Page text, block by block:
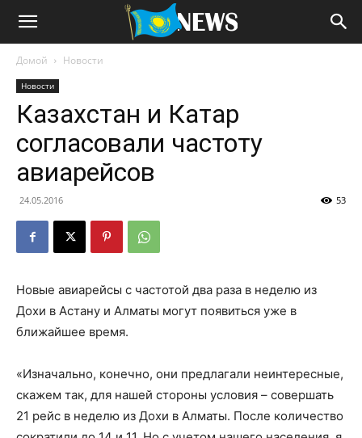
Домой Новости
Новости
Казахстан и Катар
согласовали частоту
авиарейсов
24.05.2016 53
Новые авиарейсы с частотой два раза в неделю из
Дохи в Астану и Алматы могут появиться уже в
ближайшее время.
«Изначально, конечно, они предлагали неинтересные,
скажем так, для нашей стороны условия – совершать
21 рейс в неделю из Дохи в Алматы. После количество